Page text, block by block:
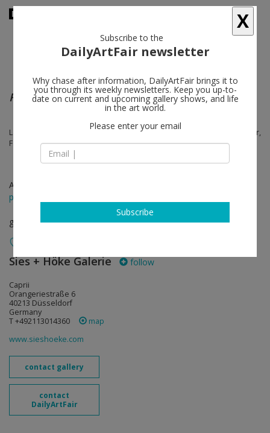
Fragments | mor charpentier at Caprii
Lara Almarcegui, Daniel Otero Torres, Teresa Margolles, Théo Mercier,
Fabien Conti, Nohemí Pérez
Apr 12 - May 11, 2024
press release
group show
Sies + Höke Galerie follow
Caprii
Orangeriestraße 6
40213 Düsseldorf
Germany
T +492113014360
map
www.sieshoeke.com
contact gallery
contact
DailyArtFair
X
Subscribe to the
DailyArtFair newsletter
Why chase after information, DailyArtFair brings it to
you through its weekly newsletters. Keep you up-to-
date on current and upcoming gallery shows, and life
in the art world.
Please enter your email
Subscribe